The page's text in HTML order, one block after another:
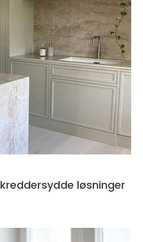
løsninger